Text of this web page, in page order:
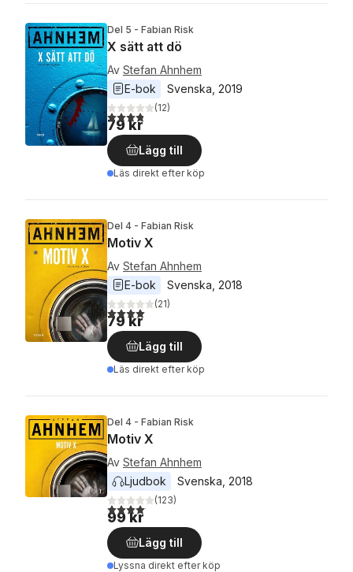
Del 5 - Fabian Risk
X sätt att dö
Av Stefan Ahnhem
E-bok
Svenska 2019
3,8utav 5 stjärnor. Totalt antal röster:
(12)
79 kr
Lägg till
Läs direkt efter köp
Del 4 - Fabian Risk
Motiv X
Av Stefan Ahnhem
E-bok
Svenska 2018
4,0utav 5 stjärnor. Totalt antal röster:
(21)
79 kr
Lägg till
Läs direkt efter köp
Del 4 - Fabian Risk
Motiv X
Av Stefan Ahnhem
Ljudbok
Svenska 2018
4,1utav 5 stjärnor. Totalt antal röster:
(123)
99 kr
Lägg till
Lyssna direkt efter köp